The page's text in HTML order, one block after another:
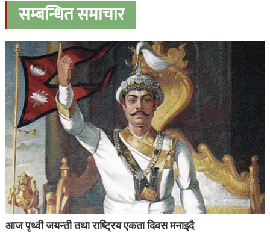
सम्बन्धित समाचार
आज पृथ्वी जयन्ती तथा राष्ट्रिय एकता दिवस मनाइदै